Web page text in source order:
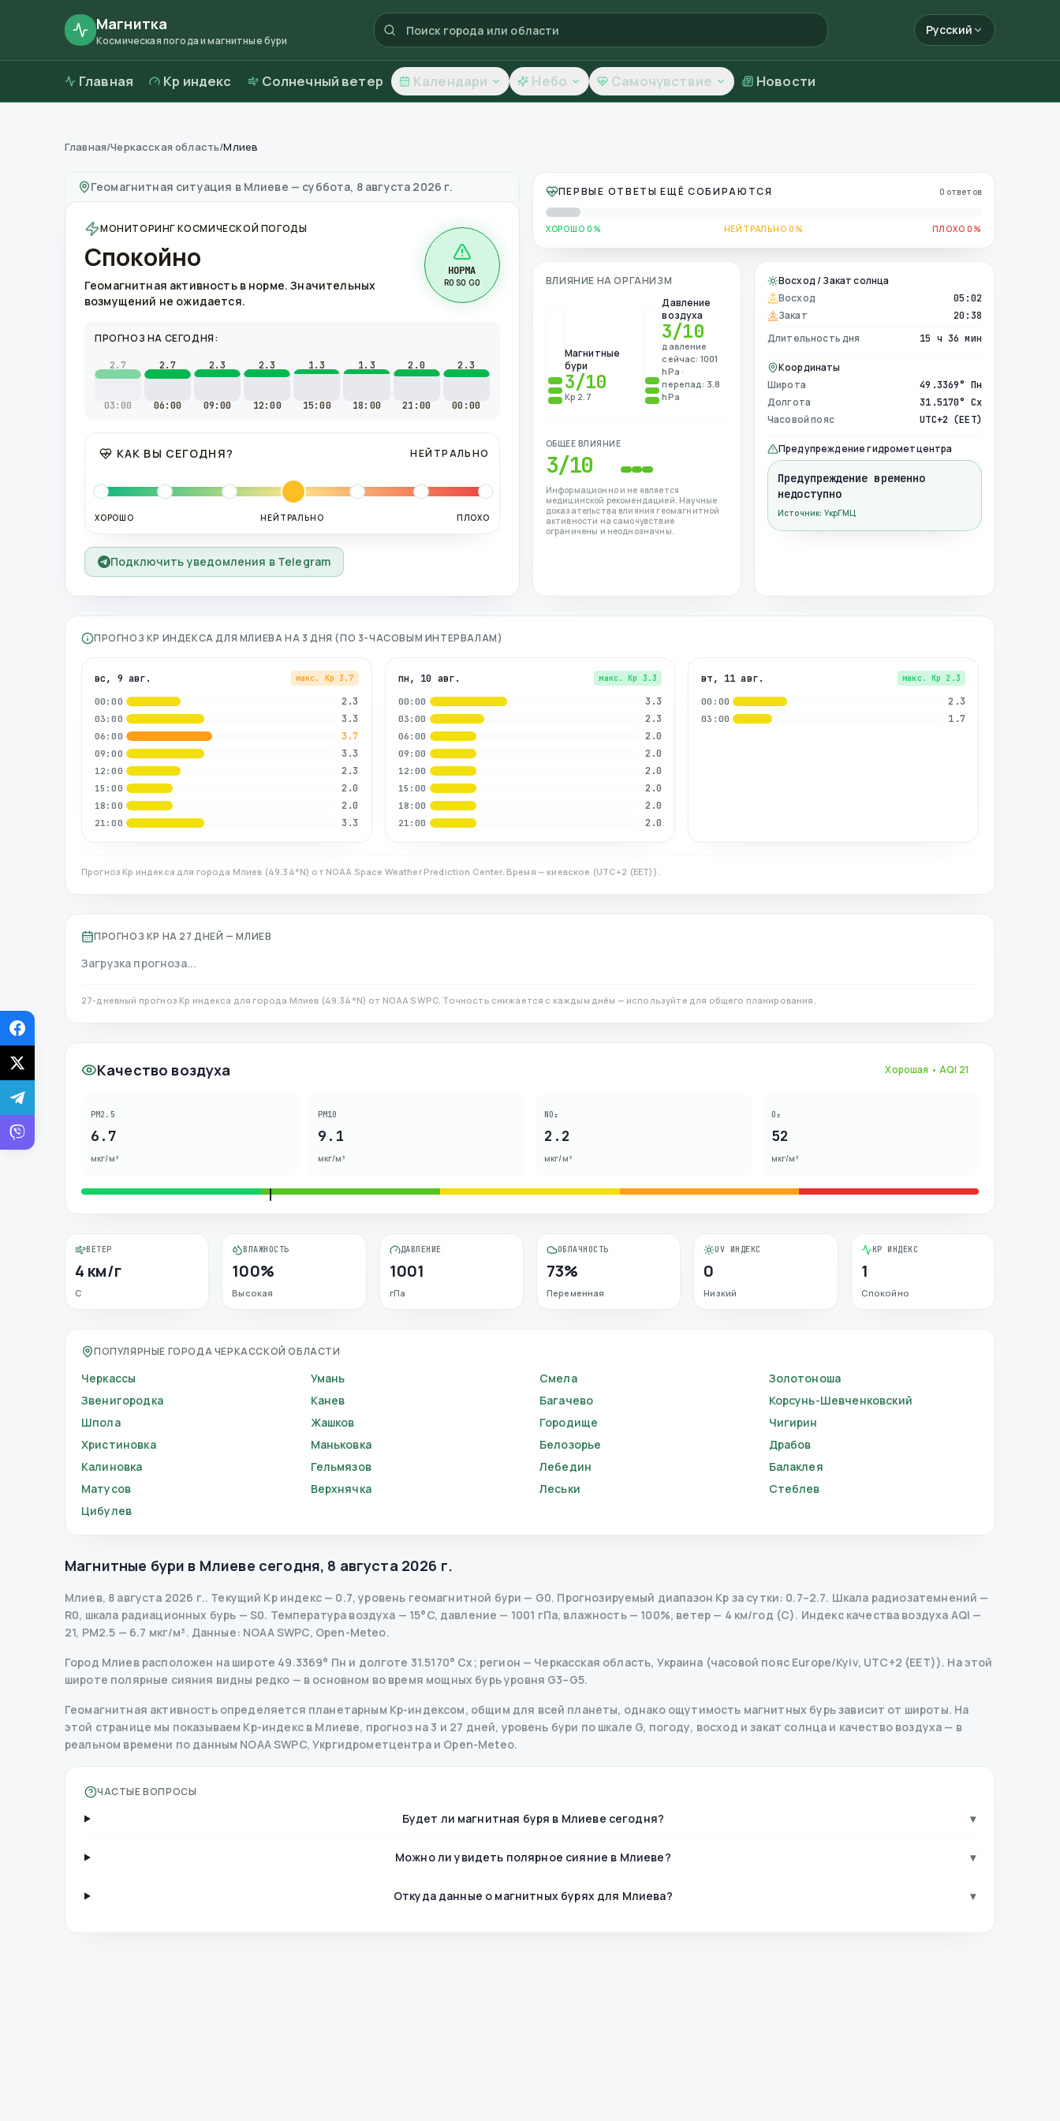
Магнитка
Космическая погода и магнитные бури
Русский
Главная Kp индекс Солнечный ветер Календари Небо Самочувствие Новости
Магнитные бури вМлиеве—погода и качество воздуха
Главная/Черкасская область/Млиев
Геомагнитная ситуация в Млиеве — суббота, 8 августа 2026 г.
МОНИТОРИНГ КОСМИЧЕСКОЙ ПОГОДЫ
Спокойно
Геомагнитная активность в норме. Значительных
возмущений не ожидается.
НОРМА
R0 S0 G0
ПРОГНОЗ НА СЕГОДНЯ:
2.7
03:00
2.7
06:00
2.3
09:00
2.3
12:00
1.3
15:00
1.3
18:00
2.0
21:00
2.3
00:00
КАК ВЫ СЕГОДНЯ? НЕЙТРАЛЬНО
ХОРОШО НЕЙТРАЛЬНО ПЛОХО
Подключить уведомления в Telegram
ПЕРВЫЕ ОТВЕТЫ ЕЩЁ СОБИРАЮТСЯ 0 ответов
ХОРОШО 0% НЕЙТРАЛЬНО 0% ПЛОХО 0%
ВЛИЯНИЕ НА ОРГАНИЗМ
Магнитные
бури
3/10
Kp 2.7
Давление
воздуха
3/10
давление
сейчас: 1001
hPa ·
перепад: 3.8
hPa
ОБЩЕЕ ВЛИЯНИЕ
3/10
Информационно и не является
медицинской рекомендацией. Научные
доказательства влияния геомагнитной
активности на самочувствие
ограничены и неоднозначны.
Восход / Закат солнца
Восход
05:02
Закат 20:38
Длительность дня 15 ч 36 мин
Координаты
Широта
49.3369° Пн
Долгота 31.5170° Сх
Часовой пояс UTC+2 (EET)
Предупреждение гидрометцентра
Предупреждение временно
недоступно
Источник: УкрГМЦ
ПРОГНОЗ KP ИНДЕКСА ДЛЯ МЛИЕВАНА 3 ДНЯ (ПО 3-ЧАСОВЫМ ИНТЕРВАЛАМ)
вс, 9 авг. макс. Kp 3.7
00:00 2.3
03:00 3.3
06:00 3.7
09:00 3.3
12:00 2.3
15:00 2.0
18:00 2.0
21:00 3.3
пн, 10 авг. макс. Kp 3.3
00:00 3.3
03:00 2.3
06:00 2.0
09:00 2.0
12:00 2.0
15:00 2.0
18:00 2.0
21:00 2.0
вт, 11 авг. макс. Kp 2.3
00:00 2.3
03:00 1.7
Прогноз Kp индекса для города Млиев (49.34°N) от NOAA Space Weather Prediction Center. Время — киевское (UTC+2 (EET) ).
ПРОГНОЗ KP НА 27 ДНЕЙ — МЛИЕВ
Загрузка прогноза...
27-дневный прогноз Kp индекса для города Млиев (49.34 °N) от NOAA SWPC. Точность снижается с каждым днём — используйте для общего планирования.
Качество воздуха Хорошая • AQI 21
PM2.5
6.7
мкг/м³
PM10
9.1
мкг/м³
NO₂
2.2
мкг/м³
O₃
52
мкг/м³
ВЕТЕР
4 км/г
С
ВЛАЖНОСТЬ
100%
Высокая
ДАВЛЕНИЕ
1001
гПа
ОБЛАЧНОСТЬ
73%
Переменная
UV ИНДЕКС
0
Низкий
KP ИНДЕКС
1
Спокойно
ПОПУЛЯРНЫЕ ГОРОДА ЧЕРКАССКОЙ ОБЛАСТИ
Черкассы Умань Смела
Золотоноша
Звенигородка
Канев Багачево
Корсунь-Шевченковский
Шпола
Жашков Городище
Чигирин
Христиновка
Маньковка Белозорье
Драбов
Калиновка
Гельмязов Лебедин
Балаклея
Матусов
Верхнячка Леськи
Стеблев
Цибулев
Магнитные бури в Млиеве сегодня, 8 августа 2026 г.
Млиев, 8 августа 2026 г.. Текущий Kp индекс— 0.7,уровень геомагнитной бури — G0. Прогнозируемый диапазон Kp за сутки: 0.7–2.7. Шкала радиозатемнений —
R0, шкала радиационных бурь — S0. Температура воздуха — 15°C, давление — 1001 гПа, влажность — 100%, ветер — 4 км/год (С). Индекс качества воздуха AQI —
21, PM2.5 — 6.7 мкг/м³. Данные: NOAA SWPC, Open-Meteo.
Город Млиев расположен на широте 49.3369° Пн и долготе 31.5170° Сх; регион — Черкасская область, Украина (часовой пояс Europe/Kyiv, UTC+2 (EET)). На этой
широте полярные сияния видны редко — в основном во время мощных бурь уровня G3–G5.
Геомагнитная активность определяется планетарным Kp-индексом, общим для всей планеты, однако ощутимость магнитных бурь зависит от широты. На
этой странице мы показываем Kp-индекс в Млиеве, прогноз на 3 и 27 дней, уровень бури по шкале G, погоду, восход и закат солнца и качество воздуха — в
реальном времени по данным NOAA SWPC, Укргидрометцентра и Open-Meteo.
ЧАСТЫЕ ВОПРОСЫ
Будет ли магнитная буря в Млиеве сегодня? ▾
Можно ли увидеть полярное сияние в Млиеве? ▾
Откуда данные о магнитных бурях для Млиева? ▾